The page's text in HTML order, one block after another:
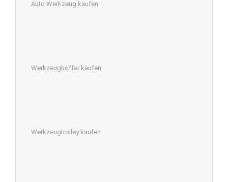
Auto Werkzeug kaufen
Werkzeugkoffer kaufen
Werkzeugtrolley kaufen